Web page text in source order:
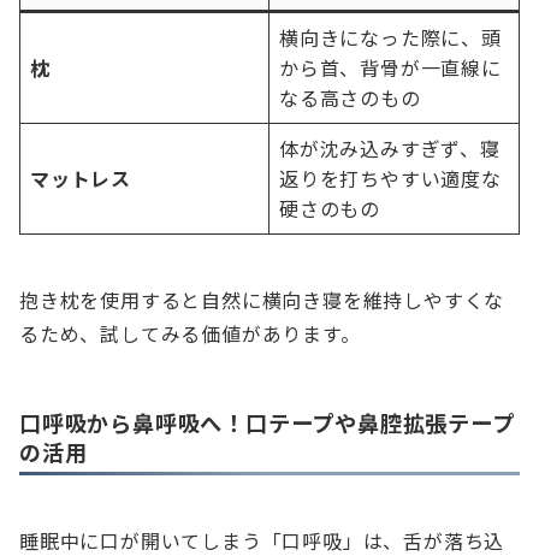
枕
横向きになった際に、頭
から首、背骨が一直線に
なる高さのもの
マットレス
体が沈み込みすぎず、寝
返りを打ちやすい適度な
硬さのもの
抱き枕を使用すると自然に横向き寝を維持しやすくな
るため、試してみる価値があります。
口呼吸から鼻呼吸へ！口テープや鼻腔拡張テープ
の活用
睡眠中に口が開いてしまう「口呼吸」は、舌が落ち込